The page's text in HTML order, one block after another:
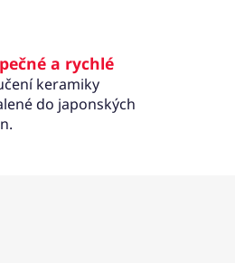
a rychlé
keramiky
do japonských